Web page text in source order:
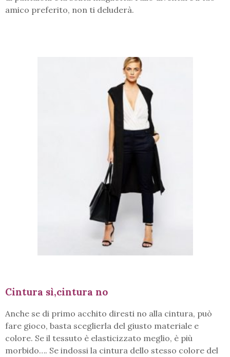
amico preferito, non ti deluderà.
Cintura sì,cintura no
Anche se di primo acchito diresti no alla cintura, può
fare gioco, basta sceglierla del giusto materiale e
colore. Se il tessuto è elasticizzato meglio, è più
morbido…. Se indossi la cintura dello stesso colore del